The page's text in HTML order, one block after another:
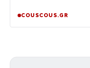
COUSCOUS.GR